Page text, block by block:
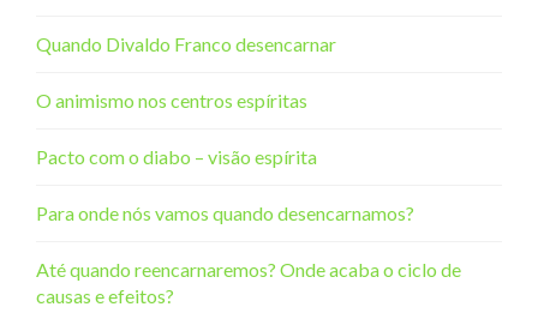
Quando Divaldo Franco desencarnar
O animismo nos centros espíritas
Pacto com o diabo – visão espírita
Para onde nós vamos quando desencarnamos?
Até quando reencarnaremos? Onde acaba o ciclo de
causas e efeitos?